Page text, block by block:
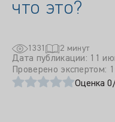
что это?
1331 2 минут
Дата публикации: 11
Проверено экспертом:
Оценка